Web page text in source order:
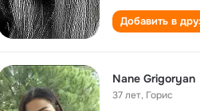
Добавить в
Nane Grigoryan
37 лет, Горис